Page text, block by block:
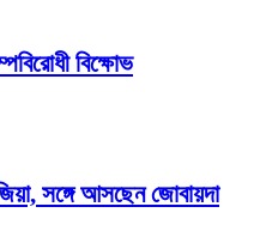
বিক্ষোভ
সঙ্গে আসছেন জোবায়দা